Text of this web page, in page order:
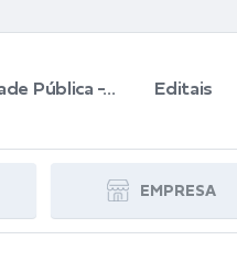
Pública -... Editais
EMPRESA